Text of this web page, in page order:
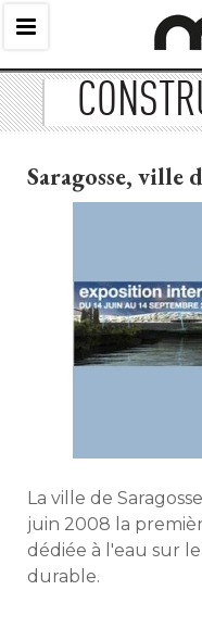
Saragosse, ville
La ville de
juin 2008 la
dédiée à l'eau sur
durable.